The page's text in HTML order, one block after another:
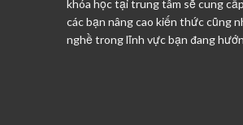
khóa học tại trung tâm sẽ cung
các bạn nâng cao kiến thức cũng
nghề trong lĩnh vực bạn đang